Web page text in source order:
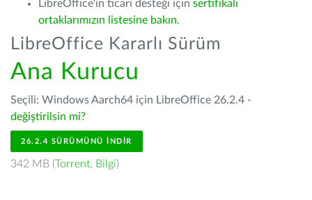
LibreOffice'in ticari desteği için sertifikalı
ortaklarımızın listesine bakın.
LibreOffice Kararlı Sürüm
Ana Kurucu
Seçili: Windows Aarch64 için LibreOffice 26.2.4 -
değiştirilsin mi?
26.2.4 SÜRÜMÜNÜ İNDIR
342 MB (Torrent, Bilgi)